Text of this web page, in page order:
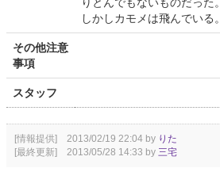
しかしカモメは飛んでいる。
その他注意
事項
スタッフ
[情報提供] 2013/02/19 22:04 by りた
[最終更新] 2013/05/28 14:33 by 三宅